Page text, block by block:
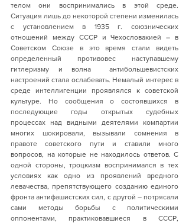
телом они воспринимались в этой среде.
Ситуация лишь до некоторой степени изменилась
с установлением в 1935 г. союзнических
отношений между СССР и Чехословакией – в
Советском Союзе в это время стали видеть
определенный противовес наступавшему
гитлеризму и волна  антибольшевистских
настроений стала ослабевать. Немалый интерес в
среде интеллигенции проявлялся к советской
культуре. Но сообщения о состоявшихся в
последующие годы открытых судебных
процессах над видными деятелями компартии
многих шокировали, вызывали сомнения в
правоте советского пути и ставили много
вопросов, на которые не находилось ответов. С
одной стороны, троцкизм воспринимался в тех
условиях как одно из проявлений вредного
левачества, препятствующего созданию единого
фронта антифашистских сил, с другой – потрясали
сами методы борьбы с политическими
оппонентами, практиковавшиеся в СССР,